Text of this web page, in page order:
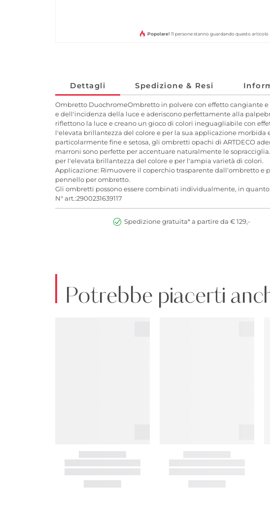
Popolare! 11 persone stanno guardando questo articolo
Dettagli Spedizione & Resi
Ombretto DuochromeOmbretto in polvere con effetto cangiante
e dell'incidenza della luce e aderiscono perfettamente alla
riflettono la luce e creano un gioco di colori ineguagliabile con
l'elevata brillantezza del colore e per la sua applicazione
particolarmente fine e setosa, gli ombretti opachi di ARTDECO
marroni sono perfette per accentuare naturalmente le
per l'elevata brillantezza del colore e per l'ampia varietà di colori.
Applicazione: Rimuovere il coperchio trasparente dall'ombretto e
pennello per ombretto.
Gli ombretti possono essere combinati individualmente, in
N° art.:2900231639117
Spedizione gratuita* a partire da € 129,-
Potrebbe piacerti